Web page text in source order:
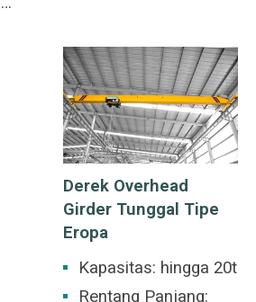
dan pembangunan
kapal, dll. Derek
overhead fitur umum
dari banyak tempat
kerja industri yang
melayani berbagai
aplikasi
pengangkatan.
Derek Overhead
Girder Tunggal Tipe
Eropa
Kapasitas: hingga 20t
Rentang Panjang: